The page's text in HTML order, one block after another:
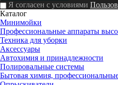
Я согласен с условиями
Каталог
Минимойки
Профессиональные аппараты
Техника для уборки
Аксессуары
Автохимия и принадлежности
Полировальные системы
Бытовая химия,